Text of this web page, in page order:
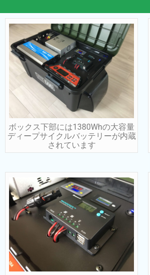
ボックス下部には1380Whの大容量
ディープサイクルバッテリーが内蔵
されています